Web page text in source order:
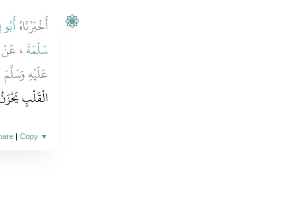
أَخْبَرْنَاهُ
سَلَمَةَ، عَنْ
عَلَيْهِ
الْقَلْبِ
|Copy ▼